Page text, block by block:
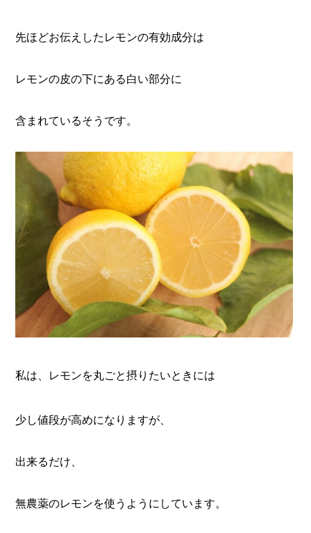
先ほどお伝えしたレモンの有効成分は
レモンの皮の下にある白い部分に
含まれているそうです。
私は、 レモンを丸ごと摂りたいときには
少し値段が高めになりますが、
出来るだけ、
無農薬のレモンを使うようにしています。